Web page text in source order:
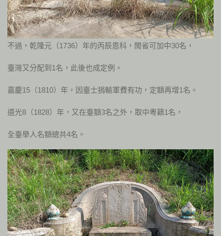
不過，乾隆元（1736）年的丙辰恩科，閩省可加中30名，
臺灣又分配到1名，此後也成定例。
嘉慶15（1810）年，因臺士捐輸軍費有功，定額再增1名。
道光8（1828）年，又在臺額3名之外，取中粵籍1名，
全臺舉人名額總共4名。